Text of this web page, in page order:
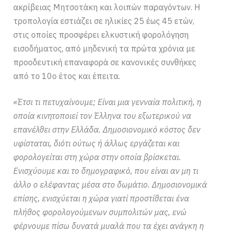
ακρίβειας Μητσοτάκη και λοιπών παραγόντων. Η
τροπολογία εστιάζει σε ηλικίες 25 έως 45 ετών,
στις οποίες προσφέρει ελκυστική φορολόγηση
εισοδήματος, από μηδενική τα πρώτα χρόνια με
προοδευτική επαναφορά σε κανονικές συνθήκες
από το 10ο έτος και έπειτα.
«Έτσι τι πετυχαίνουμε; Είναι μια γενναία πολιτική, η
οποία κινητοποιεί τον Έλληνα του εξωτερικού να
επανέλθει στην Ελλάδα. Δημοσιονομικό κόστος δεν
υφίσταται, διότι ούτως ή άλλως εργάζεται και
φορολογείται στη χώρα στην οποία βρίσκεται.
Ενισχύουμε και το δημογραφικό, που είναι αν μη τι
άλλο ο ελέφαντας μέσα στο δωμάτιο. Δημοσιονομικά
επίσης, ενισχύεται η χώρα γιατί προστίθεται ένα
πλήθος φορολογούμενων συμπολιτών μας, ενώ
φέρνουμε πίσω δυνατά μυαλά που τα έχει ανάγκη η